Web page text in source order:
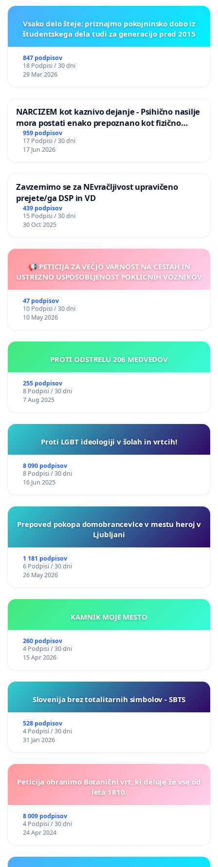
Vsako delo šteje: priznajmo pokojninsko dobo iz
študentskega dela tudi za generacijo pred 2015
847 podpisov
18 Podpisi / 30 dni
29 Mar 2026
NARCIZEM kot kaznivo dejanje - Psihično nasilje
mora postati enako prepoznano kot fizično
nasilje
959 podpisov
17 Podpisi / 30 dni
17 Jun 2026
Zavzemimo se za NEvračljivost upravičeno
prejete/ga DSP in VD
439 podpisov
15 Podpisi / 30 dni
30 Oct 2025
📢 PETICIJA ZA VEČJO VARNOST NA CESTAH IN
USTREZNO USPOSOBLJENOST POKLICNIH VOZNIKOV
47 podpisov
10 Podpisi / 30 dni
10 May 2026
PROTI ODSTRELU 206 MEDVEDOV
255 podpisov
8 Podpisi / 30 dni
7 Aug 2025
Proti LGBT ideologiji v šolah in vrtcih!
8 090 podpisov
8 Podpisi / 30 dni
16 Jun 2025
Prepoved pokopa domobrancevlce v mestu heroj v
Ljubljani
1 181 podpisov
6 Podpisi / 30 dni
26 May 2026
KAMNIK MOJE MESTO
260 podpisov
4 Podpisi / 30 dni
15 Apr 2026
Slovenija brez totalitarnih simbolov - SBTS
528 podpisov
4 Podpisi / 30 dni
31 Jan 2026
Peticija ohranimo Botanični vrt, ki deluje že vse od
leta 1810.
8 009 podpisov
4 Podpisi / 30 dni
24 Apr 2024